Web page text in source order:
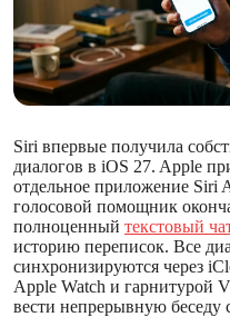
Siri впервые получила
диалогов в iOS 27. Apple
отдельное приложение Siri
голосовой помощник
полноценный текстовый
историю переписок. Все
синхронизируются через
Apple Watch и гарнитурой
вести непрерывную беседу